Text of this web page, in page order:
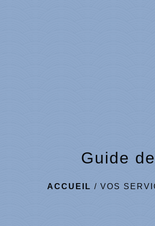
Guide
ACCUEIL / VOS